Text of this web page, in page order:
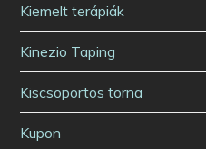
Kiemelt terápiák
Kinezio Taping
Kiscsoportos torna
Kupon